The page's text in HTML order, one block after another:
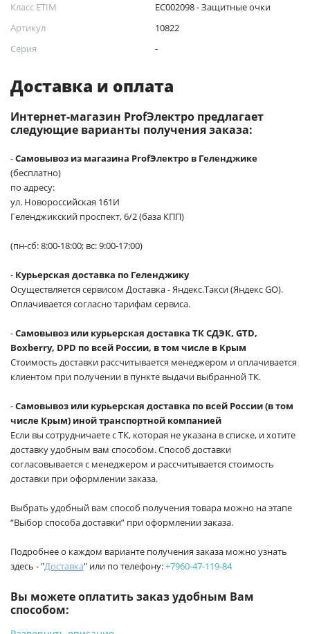
Класс ETIM
EC002098 - Защитные очки
Артикул
10822
Серия
-
Доставка и оплата
Интернет-магазин ProfЭлектро предлагает
следующие варианты получения заказа:
-Самовывоз из магазина ProfЭлектро в Геленджике
(бесплатно)
по адресу:
ул. Новороссийская 161И
Геленджикский проспект, 6/2 (база КПП)
(пн-сб: 8:00-18:00; вс: 9:00-17:00)
- Курьерская доставка по Геленджику
Осуществляется сервисом Доставка - Яндекс.Такси (Яндекс GO).
Оплачивается согласно тарифам сервиса.
-Самовывоз или курьерская доставка ТК СДЭК, GTD,
Boxberry, DPD по всей России, в том числе в Крым
Стоимость доставки рассчитывается менеджером и оплачивается
клиентом при получении в пункте выдачи выбранной ТК.
-Самовывоз или курьерская доставка по всей России (в том
числе Крым) иной транспортной компанией
Если вы сотрудничаете с ТК, которая не указана в списке, и хотите
доставку удобным вам способом. Способ доставки
согласовывается с менеджером и рассчитывается стоимость
доставки при оформлении заказа.
Выбрать удобный вам способ получения товара можно на этапе
“Выбор способа доставки” при оформлении заказа.
Подробнее о каждом варианте получения заказа можно узнать
здесь - "Доставка" или по телефону:+7960-47-119-84
Вы можете оплатить заказ удобным Вам
способом: